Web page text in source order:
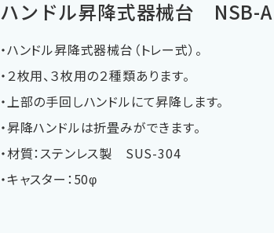
ハンドル昇降式器械台 NSB-A
・ハンドル昇降式器械台（トレー式）。
・２枚用、３枚用の２種類あります。
・上部の手回しハンドルにて昇降します。
・昇降ハンドルは折畳みができます。
・材質：ステンレス製 SUS-304
・キャスター：50φ